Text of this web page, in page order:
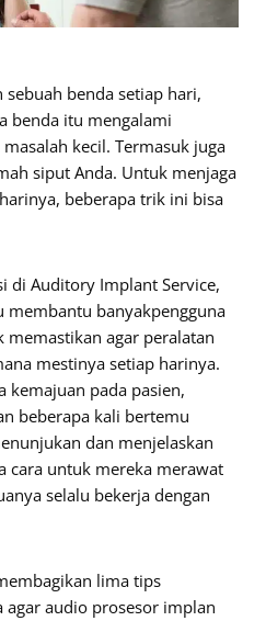
sebuah benda setiap hari,
benda itu mengalami
kecil. Termasuk juga
siput Anda. Untuk menjaga
beberapa trik ini bisa
di Auditory Implant Service,
membantu banyakpengguna
agar peralatan
mestinya setiap harinya.
kemajuan pada pasien,
beberapa kali bertemu
dan menjelaskan
cara untuk mereka merawat
selalu bekerja dengan
lima tips
audio prosesor implan